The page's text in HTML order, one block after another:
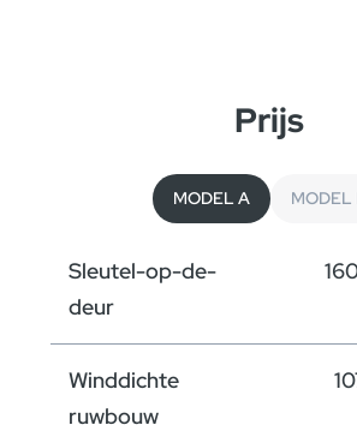
Gelijkvloers B
Verdieping B
Prijs
MODEL A MODEL
Sleutel-op-de-
deur
Winddichte
ruwbouw